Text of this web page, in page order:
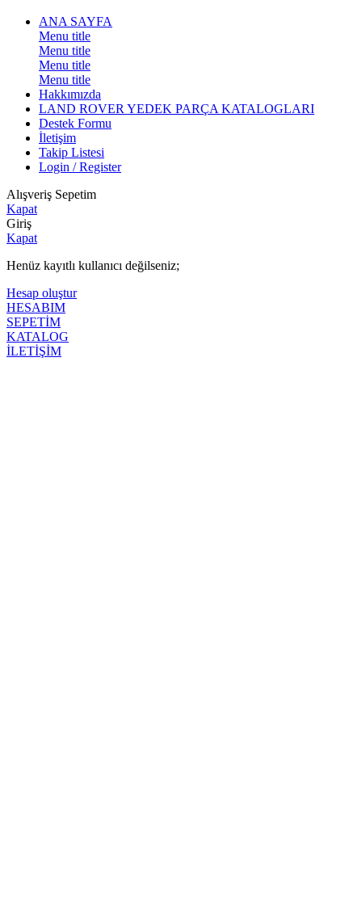
ANA SAYFA
Menu title
Menu title
Menu title
Menu title
Hakkımızda
LAND ROVER YEDEK PARÇA KATALOGLARI
Destek Formu
İletişim
Takip Listesi
Login / Register
Alışveriş Sepetim
Kapat
Giriş
Kapat
Henüz kayıtlı kullanıcı değilseniz;
Hesap oluştur
HESABIM
SEPETİM
KATALOG
İLETİŞİM